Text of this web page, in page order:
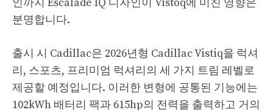
분명합니다.
출시 시 Cadillac은 2026년형 Cadillac Vistiq을 럭셔
리, 스포츠, 프리미엄 럭셔리의 세 가지 트림 레벨로
제공할 예정입니다. 이러한 변형에 공통된 기능에는
102kWh 배터리 팩과 615hp의 전력을 출력하고 거의